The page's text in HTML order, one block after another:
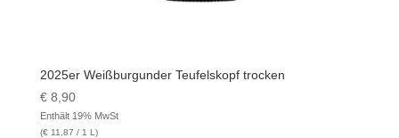
2025er Weißburgunder Teufelskopf trocken
€8,90
Enthält 19% MwSt
(€11,87 / 1 L)